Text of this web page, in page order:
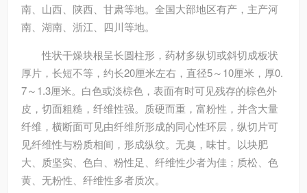
南、山西、陕西、甘肃等地。全国大部地区有产，主产河
南、湖南、浙江、四川等地。
性状干燥块根呈长圆柱形，药材多纵切或斜切成板状
厚片，长短不等，约长20厘米左右，直径5～10厘米，厚0.
7～1.3厘米。白色或淡棕色，表面有时可见残存的棕色外
皮，切面粗糙，纤维性强。质硬而重，富粉性，并含大量
纤维，横断面可见由纤维所形成的同心性环层，纵切片可
见纤维性与粉质相间，形成纵纹。无臭，味甘。以块肥
大、质坚实、色白、粉性足、纤维性少者为佳；质松、色
黄、无粉性、纤维性多者质次。